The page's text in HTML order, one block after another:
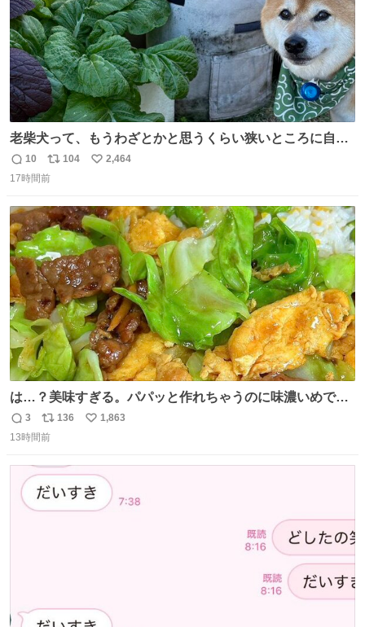
老柴犬って、もうわざとかと思うくらい狭いところに自ら
はまりにいくじゃないですか？ 今朝ガーデニングしてる飼
い主の間にはまってきて、最高に可愛かった♥️
返
信
10
リ
ポ
ト
数
104
い
数
2,464
17時間前
は…？美味すぎる。パパッと作れちゃうのに味濃いめで満
足感エグいの天才だろ🥹
返
信
3
リ
ポ
ト
数
136
い
数
1,863
13時間前